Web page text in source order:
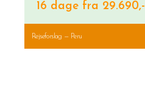
16 dage fra 29.690,-
Rejseforslag — Peru